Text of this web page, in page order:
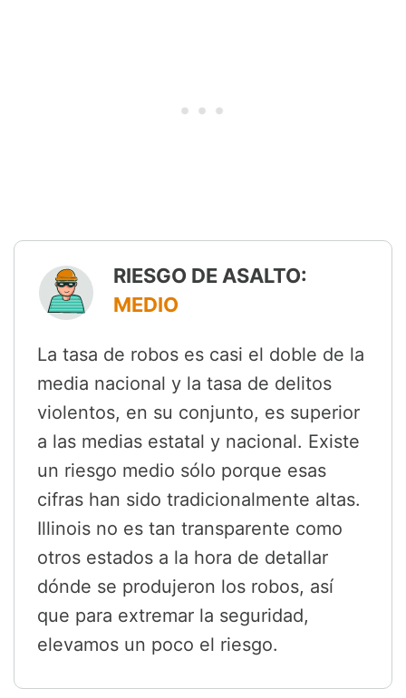
RIESGO DE ASALTO:
MEDIO
La tasa de robos es casi el doble de la
media nacional y la tasa de delitos
violentos, en su conjunto, es superior
a las medias estatal y nacional. Existe
un riesgo medio sólo porque esas
cifras han sido tradicionalmente altas.
Illinois no es tan transparente como
otros estados a la hora de detallar
dónde se produjeron los robos, así
que para extremar la seguridad,
elevamos un poco el riesgo.